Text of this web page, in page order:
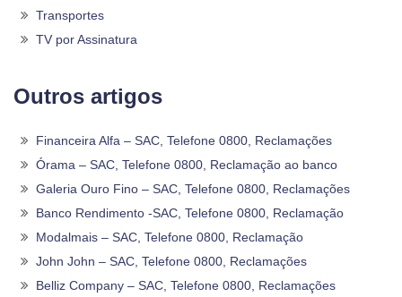
Transportes
TV por Assinatura
Outros artigos
Financeira Alfa – SAC, Telefone 0800, Reclamações
Órama – SAC, Telefone 0800, Reclamação ao banco
Galeria Ouro Fino – SAC, Telefone 0800, Reclamações
Banco Rendimento -SAC, Telefone 0800, Reclamação
Modalmais – SAC, Telefone 0800, Reclamação
John John – SAC, Telefone 0800, Reclamações
Belliz Company – SAC, Telefone 0800, Reclamações